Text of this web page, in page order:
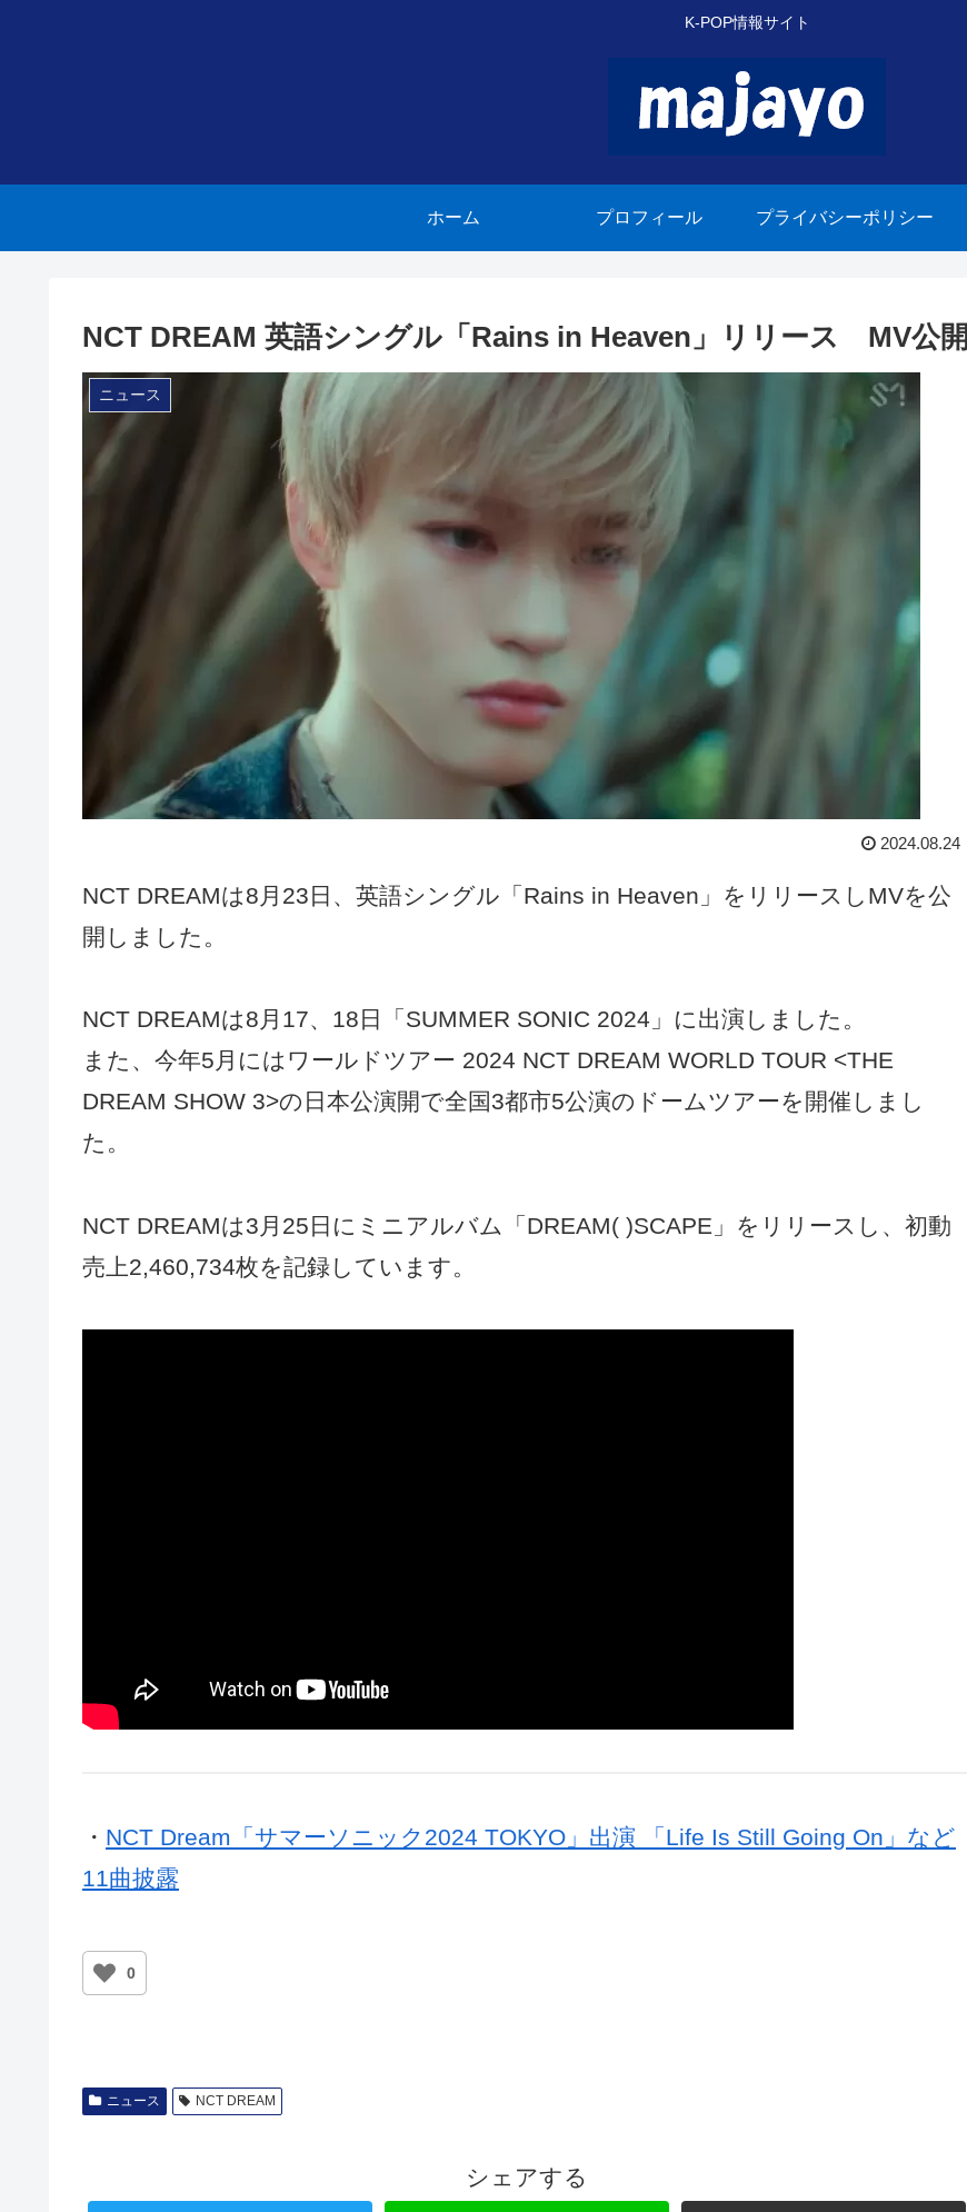
K-POP情報サイト
ホーム プロフィール プライバシーポリシー
NCT DREAM 英語シングル「Rains in Heaven」リリース MV公開
ニュース
2024.08.24
NCT DREAMは8月23日、英語シングル「Rains in Heaven」をリリースしMVを公
開しました。
NCT DREAMは8月17、18日「SUMMER SONIC 2024」に出演しました。
また、今年5月にはワールドツアー 2024 NCT DREAM WORLD TOUR <THE
DREAM SHOW 3>の日本公演開で全国3都市5公演のドームツアーを開催しまし
た。
NCT DREAMは3月25日にミニアルバム「DREAM( )SCAPE」をリリースし、初動
売上2,460,734枚を記録しています。
・ NCT Dream「サマーソニック2024 TOKYO」出演 「Life Is Still Going On」など
11曲披露
0
ニュース NCT DREAM
シェアする